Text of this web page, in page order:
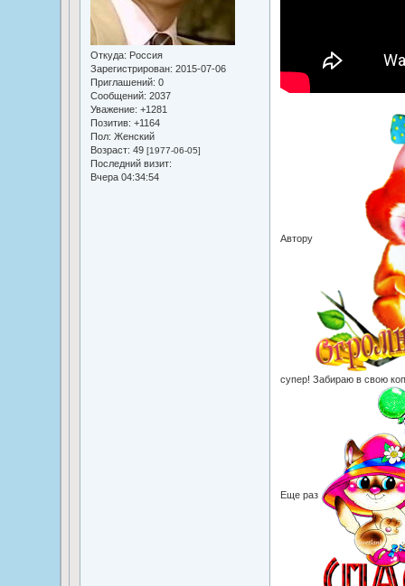
Откуда: Россия
Зарегистрирован: 2015-07-06
Приглашений: 0
Сообщений: 2037
Уважение: +1281
Позитив: +1164
Пол: Женский
Возраст: 49 [1977-06-05]
Последний визит:
Вчера 04:34:54
Автору
супер! Забираю в свою
Еще раз